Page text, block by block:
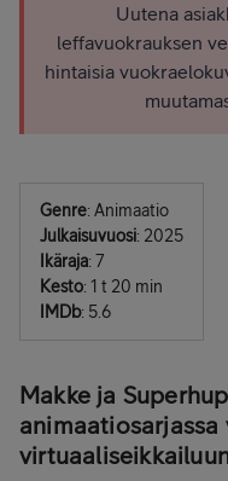
Uutena
leffavuokrauksen
hintaisia
Genre: Animaatio
Julkaisuvuosi: 2025
Ikäraja: 7
Kesto: 1 t 20 min
IMDb: 5.6
Makke ja